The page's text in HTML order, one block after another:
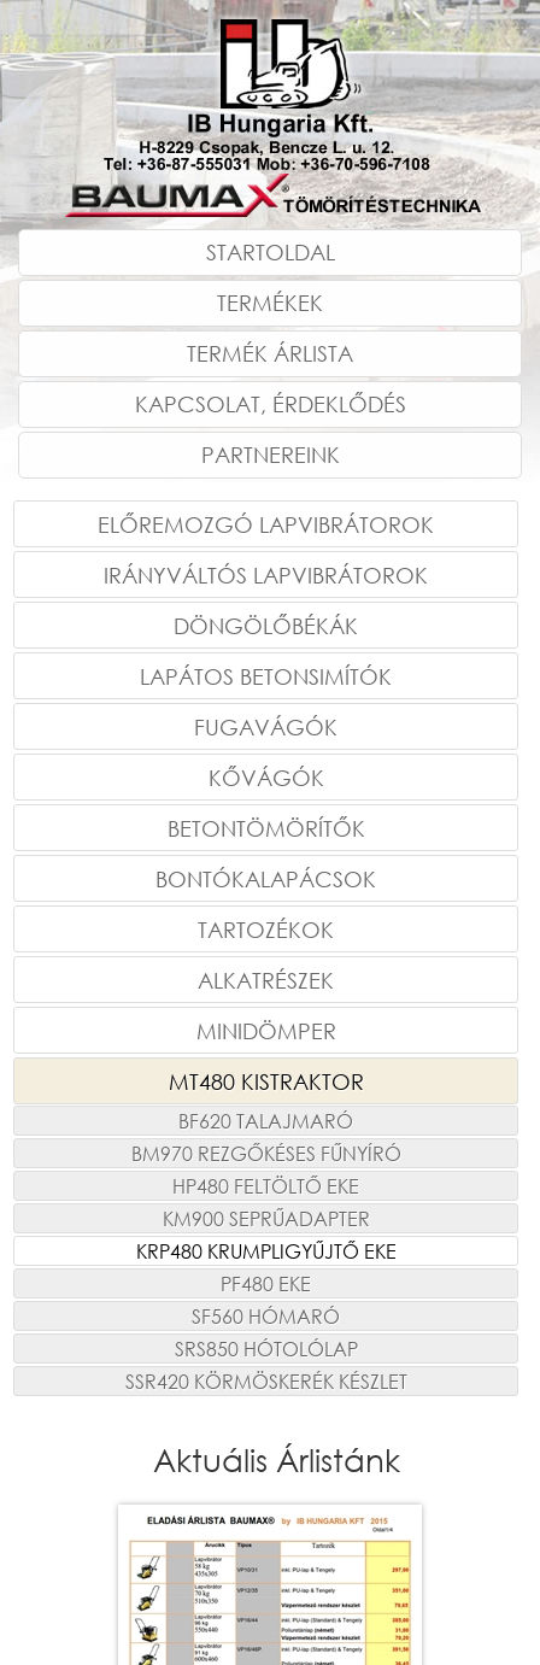
STARTOLDAL
TERMÉKEK
TERMÉK ÁRLISTA
KAPCSOLAT, ÉRDEKLŐDÉS
PARTNEREINK
ELŐREMOZGÓ LAPVIBRÁTOROK
IRÁNYVÁLTÓS LAPVIBRÁTOROK
DÖNGÖLŐBÉKÁK
LAPÁTOS BETONSIMÍTÓK
FUGAVÁGÓK
KŐVÁGÓK
BETONTÖMÖRÍTŐK
BONTÓKALAPÁCSOK
TARTOZÉKOK
ALKATRÉSZEK
MINIDÖMPER
MT480 KISTRAKTOR
BF620 TALAJMARÓ
BM970 REZGŐKÉSES FŰNYÍRÓ
HP480 FELTÖLTŐ EKE
KM900 SEPRŰADAPTER
KRP480 KRUMPLIGYŰJTŐ EKE
PF480 EKE
SF560 HÓMARÓ
SRS850 HÓTOLÓLAP
SSR420 KÖRMÖSKERÉK KÉSZLET
Aktuális Árlistánk